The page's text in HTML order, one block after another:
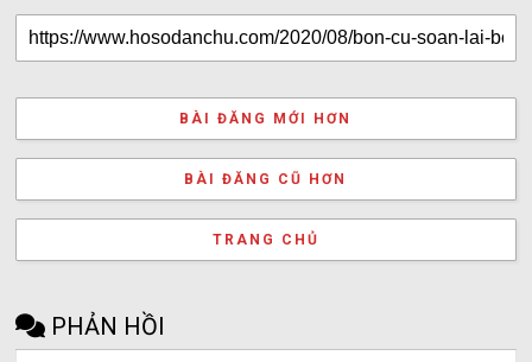
BÀI ĐĂNG MỚI HƠN
BÀI ĐĂNG CŨ HƠN
TRANG CHỦ
PHẢN HỒI